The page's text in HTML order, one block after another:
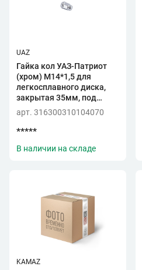
UAZ
Гайка кол УАЗ-Патриот
(хром) М14*1,5 для
легкосплавного диска,
закрытая 35мм, под
ключ19
арт. 316300310104070
*****
В наличии на складе
KAMAZ